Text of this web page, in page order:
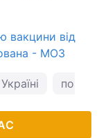
вакцини від
- МОЗ
погода